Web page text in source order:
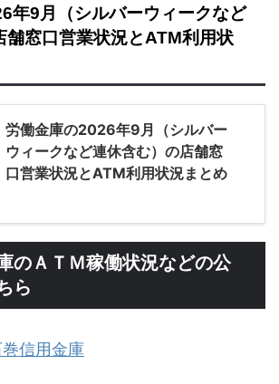
年9月（シルバーウィークなど
舗窓口営業状況とATM利用状
労働金庫の2026年9月（シルバー
ウィークなど連休含む）の店舗窓
口営業状況とATM利用状況まとめ
のＡＴＭ稼働状況などの公
ら
信用金庫